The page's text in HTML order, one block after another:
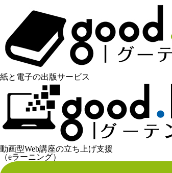
紙と電子の出版サービス
動画型Web講座の立ち上げ支援
（eラーニング）